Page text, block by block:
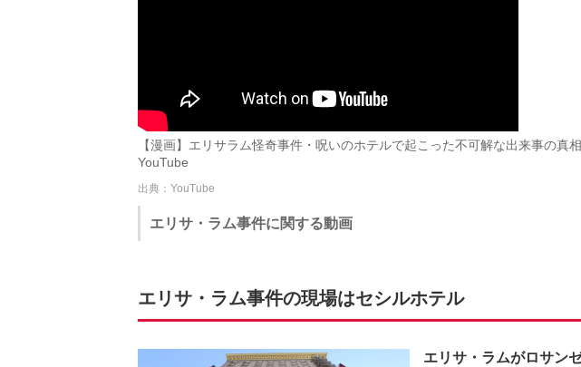
【漫画】エリサラム怪奇事件・呪いのホテルで起こった不可解な出来事の真
YouTube
出典：YouTube
エリサ・ラム事件に関する動画
エリサ・ラム事件の現場はセシルホテル
エリサ・ラムがロサン